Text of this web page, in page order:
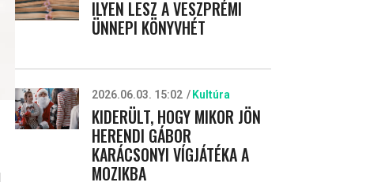
ILYEN LESZ A VESZPRÉMI
ÜNNEPI KÖNYVHÉT
2026.06.03. 15:02 Kultúra
KIDERÜLT, HOGY MIKOR JÖN
HERENDI GÁBOR
KARÁCSONYI VÍGJÁTÉKA A
MOZIKBA